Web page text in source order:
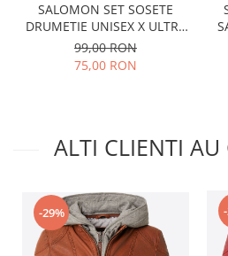
SALOMON SET SOSETE
DRUMETIE UNISEX X ULTRA
MID DX+SX MARO
99,00 RON
75,00 RON
ALTI CLIENTI AU
-29%